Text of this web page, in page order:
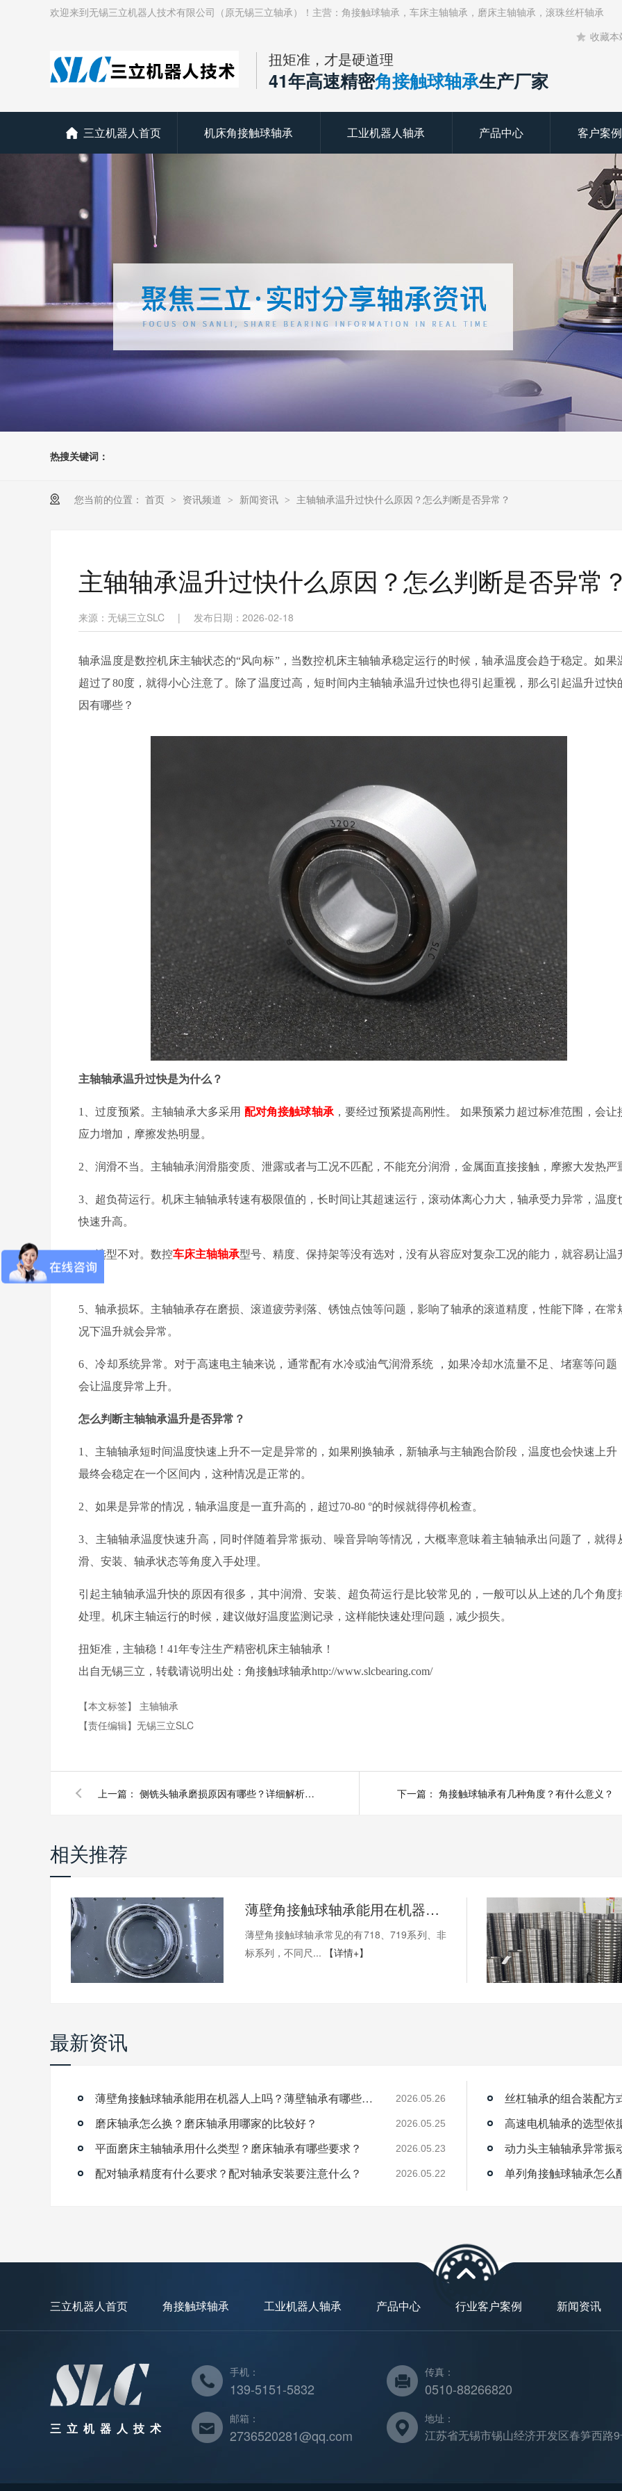
欢迎来到无锡三立机器人技术有限公司（原无锡三立轴承）！主营：角接触球轴承，车床主轴轴承，磨床主轴轴承，滚珠丝杆轴承
收藏本
扭矩准，才是硬道理
41年高速精密角接触球轴承生产厂家
三立机器人首页 机床角接触球轴承 工业机器人轴承 产品中心 客户案例
热搜关键词：
您当前的位置： 首页 > 资讯频道 > 新闻资讯 > 主轴轴承温升过快什么原因？怎么判断是否异常？
主轴轴承温升过快什么原因？怎么判断是否异常
来源：无锡三立SLC | 发布日期：2026-02-18
轴承温度是数控机床主轴状态的“风向标”，当数控机床主轴轴承稳定运行的时候，轴承温度会趋于稳定。如果
超过了80度，就得小心注意了。除了温度过高，短时间内主轴轴承温升过快也得引起重视，那么引起温升过快
因有哪些？
主轴轴承温升过快是为什么？
1、过度预紧。 主轴轴承大多采用 配对角接触球轴承，要经过预紧提高刚性。
如果预紧力超过标准范围，会让
应力增加，摩擦发热明显。
2、润滑不当。主轴轴承润滑脂变质、泄露或者与工况不匹配，不能充分润滑，金属面直接接触，摩擦大发热严
3、超负荷运行。机床主轴轴承转速有极限值的，长时间让其超速运行，滚动体离心力大，轴承受力异常，温度
快速升高。
4、选型不对。数控车床主轴轴承型号、精度、保持架等没有选对，没有从容应对复杂工况的能力，就容易让温
快。
5、轴承损坏。主轴轴承存在磨损、滚道疲劳剥落、锈蚀点蚀等问题，影响了轴承的滚道精度，性能下降，在常
况下温升就会异常。
6、冷却系统异常。 对于高速电主轴来说， 通常配有水冷或油气润滑系统 ，如果冷却水流量不足
、堵塞等问题
会让温度异常上升。
怎么判断主轴轴承温升是否异常？
1、主轴轴承短时间温度快速上升不一定是异常的，如果刚换轴承，新轴承与主轴跑合阶段，温度也会快速上升
最终会稳定在一个区间内，这种情况是正常的。
2 、如果是异常的情况，轴承温度是一直升高的，超过70-80 °的时候就得停机检查。
3 、主轴轴承温度快速升高，同时伴随着异常振动、噪音异响等情况，大概率意味着主轴轴承出问题了，就得
滑、安装、轴承状态等角度入手处理。
引起主轴轴承温升快的原因有很多，其中润滑、安装、超负荷运行是比较常见的，一般可以从上述的几个角度
处理。机床主轴运行的时候，建议做好温度监测记录，这样能快速处理问题，减少损失。
扭矩准，主轴稳！41年专注生产精密机床主轴轴承！
出自无锡三立，转载请说明出处：角接触球轴承http://www.slcbearing.com/
【本文标签】 主轴轴承
【责任编辑】 无锡三立SLC
上一篇： 侧铣头轴承磨损原因有哪些？详细解析与预防建议 下一篇： 角接触球轴承有几种角度？有什么意义？
相关推荐
薄壁角接触球轴承能用在机器人上吗？薄壁轴承有哪些优点？
薄壁角接触球轴承常见的有718、719系列、非
标系列，不同尺...
【详情+】
最新资讯
薄壁角接触球轴承能用在机器人上吗？薄壁轴承有哪些优点？ 2026.05.26
磨床轴承怎么换？磨床轴承用哪家的比较好？ 2026.05.25
平面磨床主轴轴承用什么类型？磨床轴承有哪些要求？ 2026.05.23
配对轴承精度有什么要求？配对轴承安装要注意什么？ 2026.05.22
丝杠轴承的组合装配方
高速电机轴承的选型依
动力头主轴轴承异常振
单列角接触球轴承怎么
三立机器人首页 角接触球轴承 工业机器人轴承 产品中心 行业客户案例 新闻资讯
三立机器人技术
手机：
139-5151-5832
传真：
0510-88266820
邮箱：
2736520281@qq.com
地址：
江苏省无锡市锡山经济开发区春笋西路